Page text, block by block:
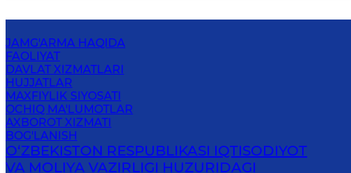
JAMG'ARMA HAQIDA
FAOLIYAT
DAVLAT XIZMATLARI
HUJJATLAR
MAXFIYLIK SIYOSATI
OCHIQ MA'LUMOTLAR
AXBOROT XIZMATI
BOG'LANISH
O‘ZBEKISTON RESPUBLIKASI IQTISODIYOT
VA MOLIYA VAZIRLIGI HUZURIDAGI